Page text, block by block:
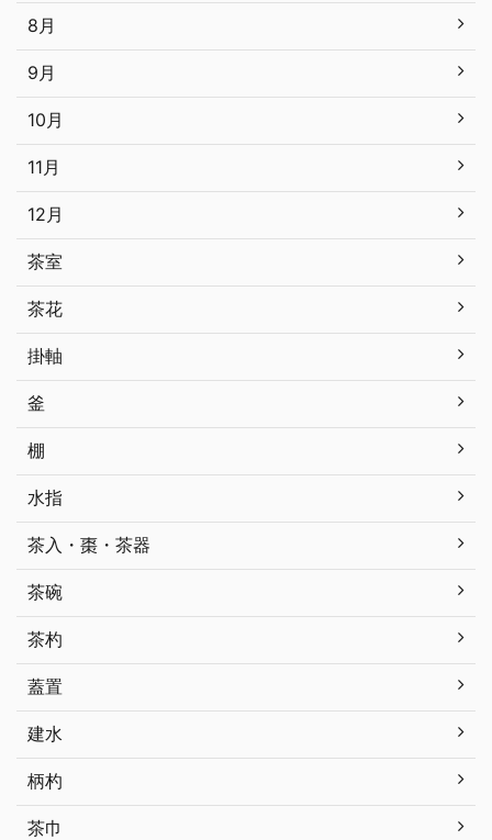
8月
9月
10月
11月
12月
茶室
茶花
掛軸
釜
棚
水指
茶入・棗・茶器
茶碗
茶杓
蓋置
建水
柄杓
茶巾